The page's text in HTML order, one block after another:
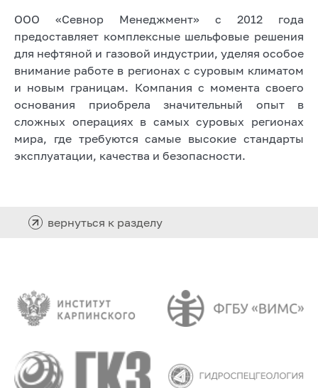
ООО «Севнор Менеджмент» с 2012 года
предоставляет комплексные шельфовые решения
для нефтяной и газовой индустрии, уделяя особое
внимание работе в регионах с суровым климатом
и новым границам. Компания с момента своего
основания приобрела значительный опыт в
сложных операциях в самых суровых регионах
мира, где требуются самые высокие стандарты
эксплуатации, качества и безопасности.
вернуться к разделу